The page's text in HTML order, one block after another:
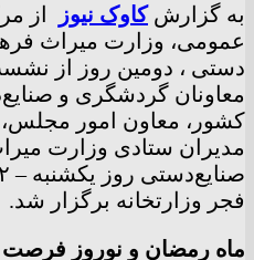
به گزارشکاوک نیوز
از
عمومی، وزارت میراث
معاونان گردشگری و
کشور، معاون امور
مدیران ستادی وزارت
فجر وزارتخانه برگزار شد.
ماه رمضان و نوروز فرصت